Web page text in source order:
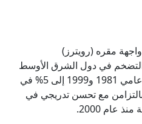
مقره (رويترز)
في دول الشرق الأوسط
وآسيا الوسطى من نحو 9% بين عامي 1981 و1999 إلى 5% في
اللاحقة حتى عام 2019، بالتزامن مع تحسن تدريجي في
عام 2000.